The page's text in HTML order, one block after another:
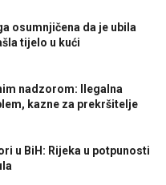
osumnjičena da je ubila
tijelo u kući
nadzorom: Ilegalna
kazne za prekršitelje
u BiH: Rijeka u potpunosti